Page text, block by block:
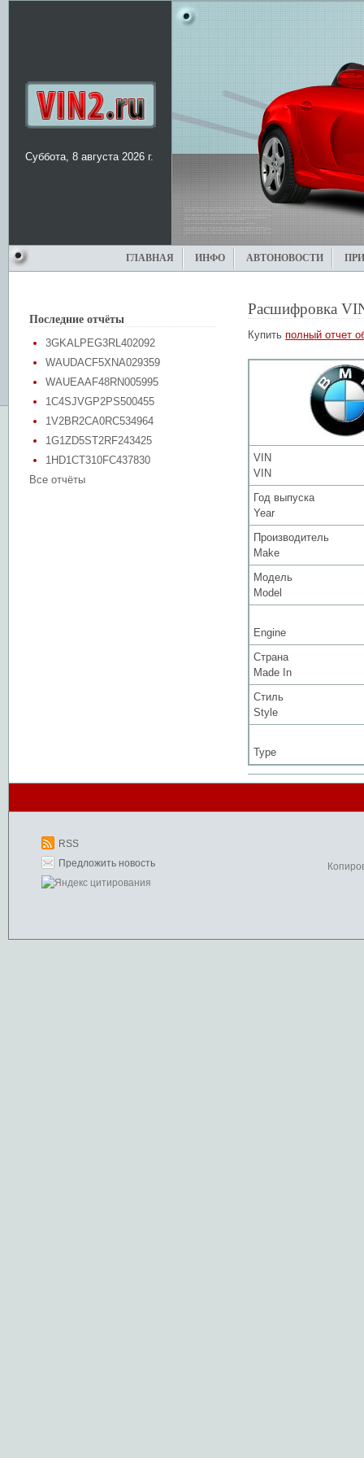
Суббота, 8 августа 2026 г.
ГЛАВНАЯ ИНФО АВТОНОВОСТИ
Последние отчёты
3GKALPEG3RL402092
WAUDACF5XNA029359
WAUEAAF48RN005995
1C4SJVGP2PS500455
1V2BR2CA0RC534964
1G1ZD5ST2RF243425
1HD1CT310FC437830
Все отчёты
Расшифровка
Купить полный отчет
VIN
VIN
Год выпуска
Year
Производитель
Make
Модель
Model
Engine
Страна
Made In
Стиль
Style
Type
RSS
Предложить новость